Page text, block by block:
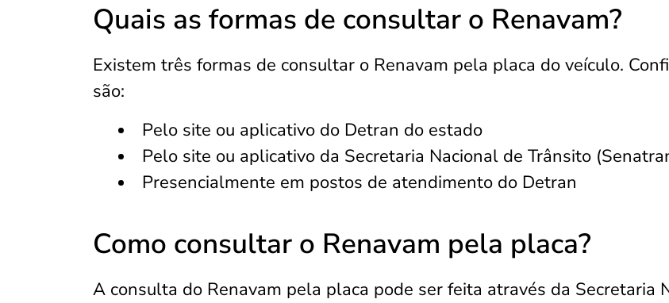
Quais as formas de consultar o Renavam?
Existem três formas de consultar o Renavam pela placa do veículo.
são:
Pelo site ou aplicativo do Detran do estado
Pelo site ou aplicativo da Secretaria Nacional de Trânsito
Presencialmente em postos de atendimento do Detran
Como consultar o Renavam pela placa?
A consulta do Renavam pela placa pode ser feita através da Secretaria